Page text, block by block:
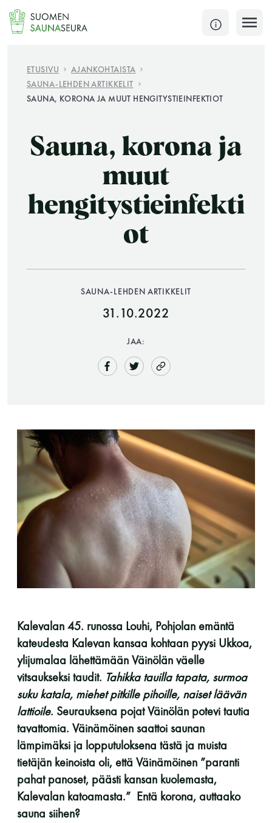
Siirry
sisältöön
SULJE
Jokaisen kuun 1. lauantai on jaettu ja jokaisen kuun
KATSO TARKEMMAT AUKIOLOAJAT
JÄSENSIVUT
myös helatorstaina
-Naisten päivät ovat maanantai ja
torstai
-Miesten päivät tiistai, keskiviikko,
perjantai ja lauantai
-Kuukauden ensimmäinen lauantai on on
Hinnasto
Jäsen
Vieras jäsenen seurassa
25 €
Jäsenen lapsi 7-18 v.
Lapsi alle 7 v.
HAE
ETUSIVU
AJANKOHTAISTA
SAUNA-LEHDEN ARTIKKELIT
SAUNA, KORONA JA MUUT HENGITYSTIEINFEKTIOT
Sauna, korona ja
muut
hengitystieinfekti
ot
SAUNA-LEHDEN ARTIKKELIT
31.10.2022
JAA:
Kalevalan 45. runossa Louhi, Pohjolan emäntä
kateudesta Kalevan kansaa kohtaan pyysi Ukkoa,
ylijumalaa lähettämään Väinölän väelle
vitsaukseksi taudit. Tahikka tauilla tapata, surmoa
suku katala, miehet pitkille pihoille, naiset läävän
lattioile. Seurauksena pojat Väinölän potevi tautia
tavattomia. Väinämöinen saattoi saunan
lämpimäksi ja lopputuloksena tästä ja muista
tietäjän keinoista oli, että Väinämöinen ”paranti
pahat panoset, päästi kansan kuolemasta,
Kalevalan katoamasta.” Entä korona, auttaako
sauna siihen?